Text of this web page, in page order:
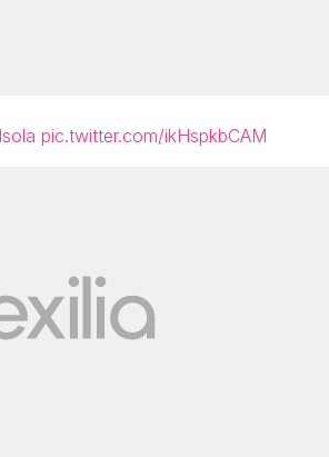
pic.twitter.com/ikHspkbCAM